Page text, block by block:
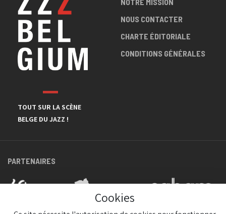
TOUT SUR LA SCÈNE
BELGE DU JAZZ !
NOUS CONTACTER
CHARTE ÉDITORIALE
CONDITIONS GÉNÉRALES
PARTENAIRES
Cookies